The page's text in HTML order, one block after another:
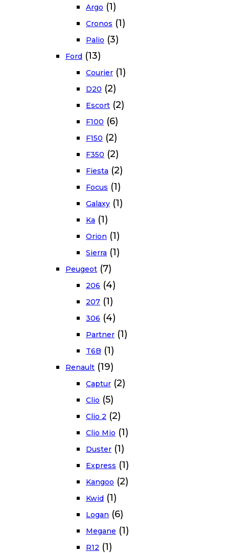
Argo (1)
Cronos (1)
Palio (3)
Ford (13)
Courier (1)
D20 (2)
Escort (2)
F100 (6)
F150 (2)
F350 (2)
Fiesta (2)
Focus (1)
Galaxy (1)
Ka (1)
Orion (1)
Sierra (1)
Peugeot (7)
206 (4)
207 (1)
306 (4)
Partner (1)
T6B (1)
Renault (19)
Captur (2)
Clio (5)
Clio 2 (2)
Clio Mio (1)
Duster (1)
Express (1)
Kangoo (2)
Kwid (1)
Logan (6)
Megane (1)
R12 (1)